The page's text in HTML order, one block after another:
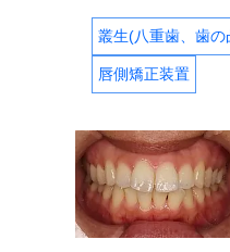
叢生(八重歯、歯の
唇側矯正装置